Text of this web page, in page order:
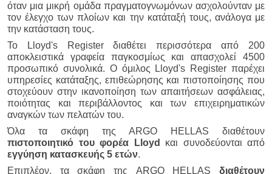
όταν μια μικρή ομάδα πραγματογνωμόνων ασχολούνταν με
τον έλεγχο των πλοίων και την κατάταξή τους, ανάλογα με
την κατάσταση τους.
Το Lloyd's Register διαθέτει περισσότερα από 200
αποκλειστικά γραφεία παγκοσμίως και απασχολεί 4500
προσωπικό συνολικά. Ο όμιλος Lloyd's Register παρέχει
υπηρεσίες κατάταξης, επιθεώρησης και πιστοποίησης που
στοχεύουν στην ικανοποίηση των απαιτήσεων ασφάλειας,
ποιότητας και περιβάλλοντος και των επιχειρηματικών
αναγκών των πελατών του.
Όλα τα σκάφη της ARGO HELLAS διαθέτουν
πιστοποιητικό του φορέα
Lloyd
και συνοδεύονται από
εγγύηση κατασκευής 5 ετών.
Επιπλέον, τα σκάφη της ARGO HELLAS διαθέτουν